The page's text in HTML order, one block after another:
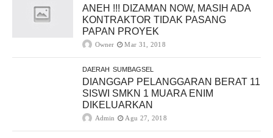
ANEH !!! DIZAMAN NOW, MASIH ADA
KONTRAKTOR TIDAK PASANG
PAPAN PROYEK
Owner Mar 31, 2018
DAERAH SUMBAGSEL
DIANGGAP PELANGGARAN BERAT 11
SISWI SMKN 1 MUARA ENIM
DIKELUARKAN
Admin Agu 27, 2018